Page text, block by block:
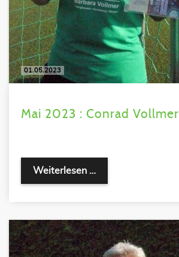
01.05.2023
Mai 2023 : Conrad Vollmer
Weiterlesen …